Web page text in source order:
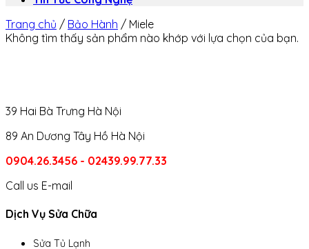
Trang chủ / Bảo Hành / Miele
Không tìm thấy sản phẩm nào khớp với lựa chọn của bạn.
39 Hai Bà Trưng Hà Nội
89 An Dương Tây Hồ Hà Nội
0904.26.3456 - 02439.99.77.33
Call us E-mail
Dịch Vụ Sửa Chữa
Sửa Tủ Lạnh